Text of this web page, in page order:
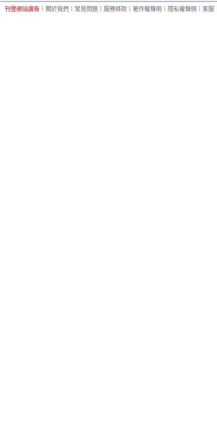
刊登網站廣告 關於我們 常見問題 服務條款 著作權聲明 隱私權聲明 客服